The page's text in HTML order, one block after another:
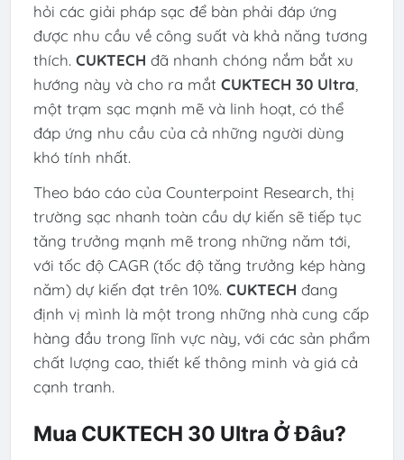
hỏi các giải pháp sạc để bàn phải đáp ứng
được nhu cầu về công suất và khả năng tương
thích. CUKTECH đã nhanh chóng nắm bắt xu
hướng này và cho ra mắt CUKTECH 30 Ultra
một trạm sạc mạnh mẽ và linh hoạt, có thể
đáp ứng nhu cầu của cả những người dùng
khó tính nhất.
Theo báo cáo của Counterpoint Research, thị
trường sạc nhanh toàn cầu dự kiến sẽ tiếp tục
tăng trưởng mạnh mẽ trong những năm tới,
với tốc độ CAGR (tốc độ tăng trưởng kép hàng
năm) dự kiến đạt trên 10%. CUKTECH đang
định vị mình là một trong những nhà cung cấp
hàng đầu trong lĩnh vực này, với các sản phẩm
chất lượng cao, thiết kế thông minh và giá cả
cạnh tranh.
Mua CUKTECH 30 Ultra Ở Đâu?